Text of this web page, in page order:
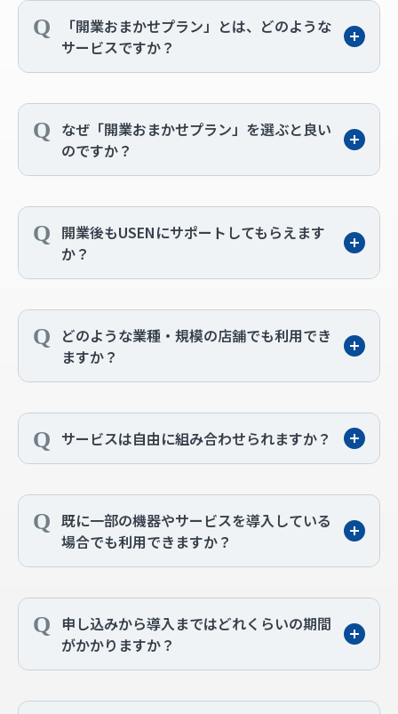
「開業おまかせプラン」とは、どのような
サービスですか？
なぜ「開業おまかせプラン」を選ぶと良い
のですか？
開業後もUSENにサポートしてもらえます
か？
どのような業種・規模の店舗でも利用でき
ますか？
サービスは自由に組み合わせられますか？
既に一部の機器やサービスを導入している
場合でも利用できますか？
申し込みから導入まではどれくらいの期間
がかかりますか？